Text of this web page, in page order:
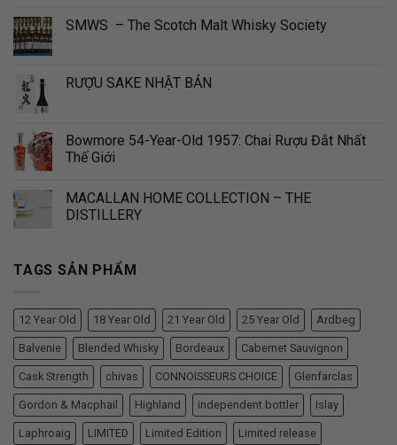
SMWS – The Scotch Malt Whisky Society
RƯỢU SAKE NHẬT BẢN
Bowmore 54-Year-Old 1957: Chai Rượu Đắt Nhất
Thế Giới
MACALLAN HOME COLLECTION – THE
DISTILLERY
TAGS SẢN PHẨM
12 Year Old 18 Year Old 21 Year Old 25 Year Old Ardbeg
Balvenie Blended Whisky Bordeaux Cabernet Sauvignon
Cask Strength chivas CONNOISSEURS CHOICE Glenfarclas
Gordon & Macphail Highland independent bottler Islay
Laphroaig LIMITED Limited Edition Limited release